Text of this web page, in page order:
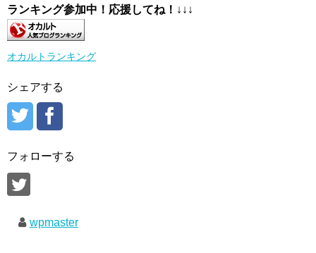
ランキング参加中！応援してね！ ↓↓↓
オカルトランキング
シェアする
フォローする
wpmaster